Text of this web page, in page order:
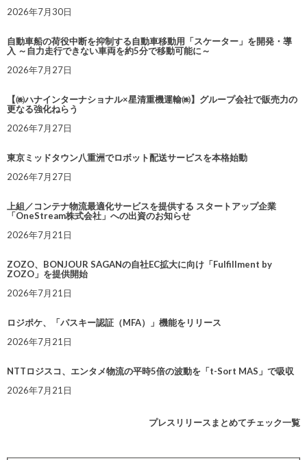
2026年7月30日
自動車船の荷役中断を抑制する自動車移動用「スケーター」を開発・導
入 ～自力走行できない車両を約5分で移動可能に～
2026年7月27日
【㈱ハナインターナショナル×星清重機運輸㈱】グループ会社で販売力の
更なる強化ねらう
2026年7月27日
東京ミッドタウン八重洲でロボット配送サービスを本格始動
2026年7月27日
上組／コンテナ物流最適化サービスを提供する スタートアップ企業
「OneStream株式会社」への出資のお知らせ
2026年7月21日
ZOZO、BONJOUR SAGANの自社EC拡大に向け「Fulfillment by
ZOZO」を提供開始
2026年7月21日
ロジポケ、「パスキー認証（MFA）」機能をリリース
2026年7月21日
NTTロジスコ、エンタメ物流の平時5倍の波動を「t-Sort MAS」で吸収
2026年7月21日
プレスリリースまとめてチェック一覧